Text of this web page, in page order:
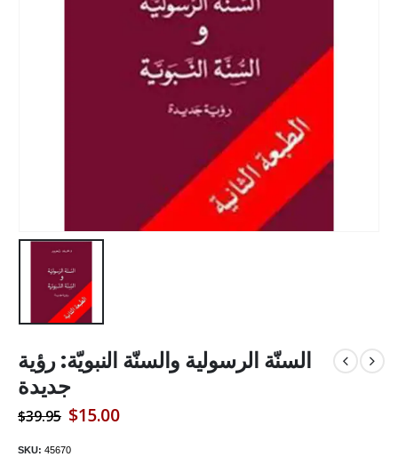
السنّة الرسولية والسنّة النبويّة: رؤية
جديدة
$39.95 Original
price
$15.00Current
SKU: 45670